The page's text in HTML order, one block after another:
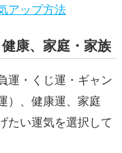
アップ方法
康、家庭・家族
運・くじ運・ギャン
）、健康運、家庭
たい運気を選択して